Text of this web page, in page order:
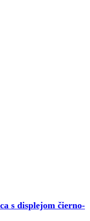
s displejom čierno-